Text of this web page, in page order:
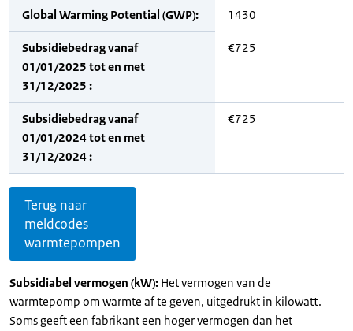
Global Warming Potential (GWP): 1430
Subsidiebedrag vanaf
01/01/2025 tot en met
31/12/2025 :
€725
Subsidiebedrag vanaf
01/01/2024 tot en met
31/12/2024 :
€725
Terug naar
meldcodes
warmtepompen
Subsidiabel vermogen (kW): Het vermogen van de
warmtepomp om warmte af te geven, uitgedrukt in kilowatt.
Soms geeft een fabrikant een hoger vermogen dan het